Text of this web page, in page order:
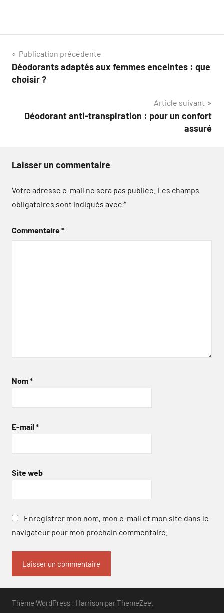
Navigation
de
Publication précédente
Déodorants adaptés aux femmes enceintes : que
choisir ?
Article suivant
Déodorant anti-transpiration : pour un confort
assuré
Laisser un commentaire
Votre adresse e-mail ne sera pas publiée. Les champs
obligatoires sont indiqués avec*
Commentaire*
Nom*
E-mail *
Site web
Enregistrer mon nom, mon e-mail et mon site dans le
navigateur pour mon prochain commentaire.
Thème WordPress : Harrison par ThemeZee.